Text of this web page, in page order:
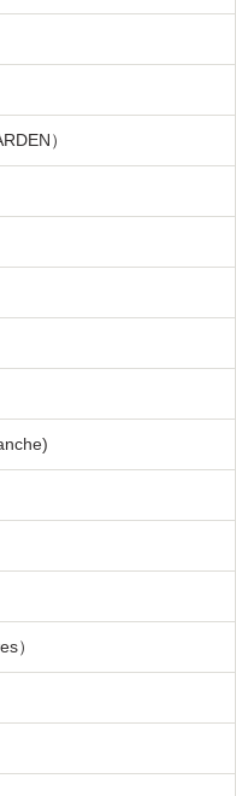
）
）